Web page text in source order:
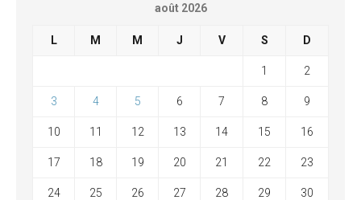
août 2026
L M M J V S D
1 2
3 4 5 6 7 8 9
10 11 12 13 14 15 16
17 18 19 20 21 22 23
24 25 26 27 28 29 30